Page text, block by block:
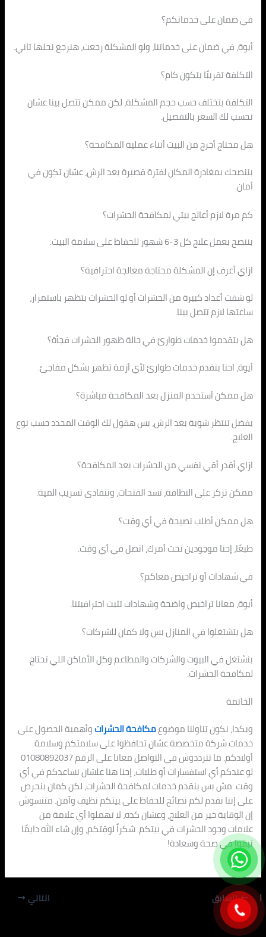
في ضمان على خدماتكم؟
أيوة، في ضمان على خدماتنا، ولو المشكلة رجعت، هنرجع نحلها تاني.
التكلفة تقريبًا بتكون كام؟
التكلفة بتختلف حسب حجم المشكلة، لكن ممكن تتصل بينا عشان
نحسب لك السعر بالتفصيل.
هل محتاج أخرج من البيت أثناء عملية المكافحة؟
بننصحك بمغادرة المكان لفترة قصيرة بعد الرش، عشان تكون في
أمان.
كم مرة لازم أعالج بيتي لمكافحة الحشرات؟
بننصح بعمل علاج كل 3-6 شهور للحفاظ على سلامة البيت.
ازاي أعرف إن المشكلة محتاجة معالجة احترافية؟
لو شفت أعداد كبيرة من الحشرات أو لو الحشرات بتظهر باستمرار،
ساعتها لازم تتصل بينا.
هل بتقدموا خدمات طوارئ في حالة ظهور الحشرات فجأة؟
أيوة، احنا بنقدم خدمات طوارئ لأي أزمة تظهر بشكل مفاجئ.
هل ممكن أستخدم المنزل بعد المكافحة مباشرة؟
يفضل تنتظر شوية بعد الرش، بس هقول لك الوقت المحدد حسب نوع
العلاج.
ازاي أقدر أقي نفسي من الحشرات بعد المكافحة؟
ممكن تركز على النظافة، تسد الفتحات، وتتفادى تسريب المية.
هل ممكن أطلب نصيحة في أي وقت؟
طبعًا، إحنا موجودين تحت أمرك، اتصل في أي وقت.
في شهادات أو تراخيص معاكم؟
أيوة، معانا تراخيص واضحة وشهادات تثبت احترافيتنا.
هل بتشتغلوا في المنازل بس ولا كمان للشركات؟
بنشتغل في البيوت والشركات والمطاعم وكل الأماكن اللي تحتاج
لمكافحة الحشرات.
الخاتمة
وبكدا، نكون تناولنا موضوعمكافحة الحشراتوأهمية الحصول على
خدمات شركة متخصصة عشان تحافظوا على سلامتكم وسلامة
أولادكم. ما تترددوش في التواصل معانا على الرقم 01080892037
لو عندكم أي استفسارات أو طلبات، إحنا هنا علشان نساعدكم في أي
وقت. مش بس بنقدم خدمات لمكافحة الحشرات، لكن كمان بنحرص
على إننا نقدم لكم نصائح للحفاظ على بيتكم نظيف وآمن. متنسوش
إن الوقاية خير من العلاج، وعشان كده، لا تهملوا أي علامة من
علامات وجود الحشرات في بيتكم. شكراً لوقتكم، وإن شاء الله دايمًا
تبقوا في صحة وسعادة!
السابق التالي